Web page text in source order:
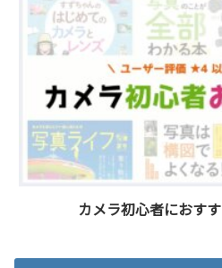
カメラ初心者におす